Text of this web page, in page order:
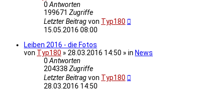
0Antworten
199671 Zugriffe
Letzter Beitragvon Typ180
15.05.2016 08:00
Leiben 2016 - die Fotos
von Typ180 » 28.03.2016 14:50 » in News
0Antworten
204338 Zugriffe
Letzter Beitragvon Typ180
28.03.2016 14:50